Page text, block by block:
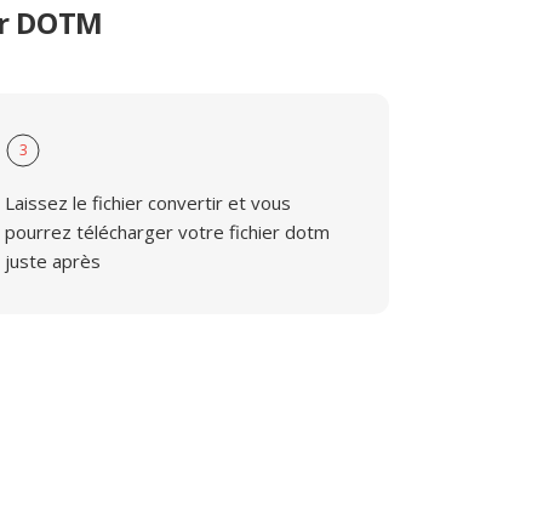
3
Laissez le fichier convertir et vous
pourrez télécharger votre fichier dotm
juste après